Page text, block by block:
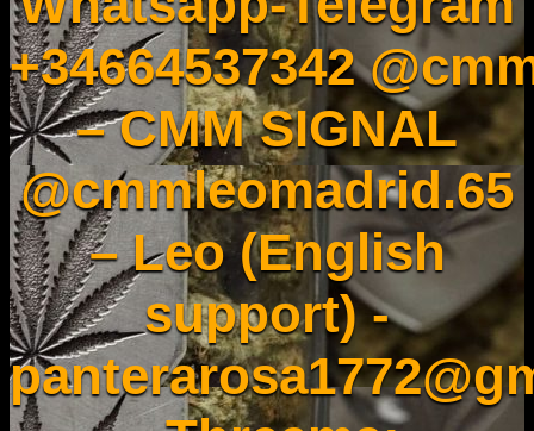
+34664537342
– CMM SIGNAL
@cmmleomadrid.65
– Leo (English
support) -